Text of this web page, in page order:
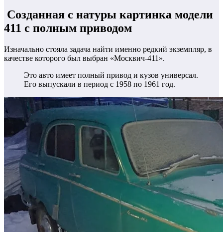
Созданная с натуры картинка модели
411 с полным приводом
Изначально стояла задача найти именно редкий экземпляр, в
качестве которого был выбран «Москвич-411».
Это авто имеет полный привод и кузов универсал.
Его выпускали в период с 1958 по 1961 год.